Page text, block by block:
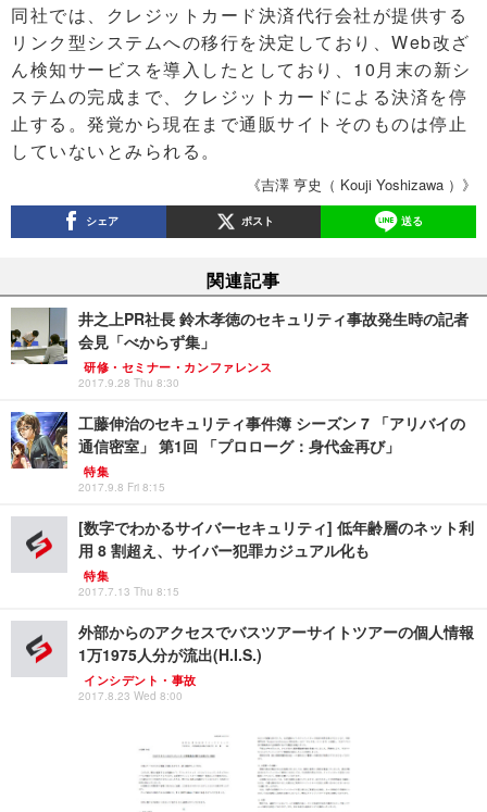
同社では、クレジットカード決済代行会社が提供する
リンク型システムへの移行を決定しており、Web改ざ
ん検知サービスを導入したとしており、10月末の新シ
ステムの完成まで、クレジットカードによる決済を停
止する。発覚から現在まで通販サイトそのものは停止
していないとみられる。
《吉澤 亨史（ Kouji Yoshizawa ）》
シェア ポスト 送る
関連記事
井之上PR社長 鈴木孝徳のセキュリティ事故発生時の記者
会見「べからず集」
研修・セミナー・カンファレンス
2017.9.28 Thu 8:30
工藤伸治のセキュリティ事件簿 シーズン 7 「アリバイの
通信密室」 第1回 「プロローグ：身代金再び」
特集
2017.9.8 Fri 8:15
[数字でわかるサイバーセキュリティ] 低年齢層のネット利
用 8 割超え、サイバー犯罪カジュアル化も
特集
2017.7.13 Thu 8:15
外部からのアクセスでバスツアーサイトツアーの個人情報
1万1975人分が流出(H.I.S.)
インシデント・事故
2017.8.23 Wed 8:00